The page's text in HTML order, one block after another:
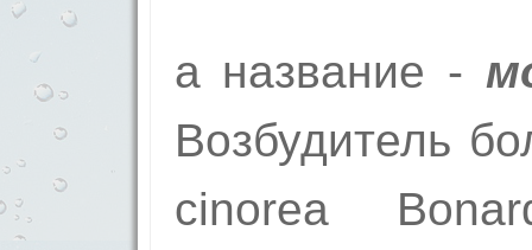
а название -
Возбудитель
cinorea